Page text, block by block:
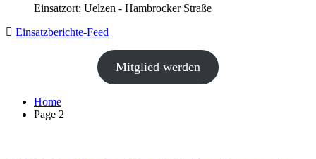
Einsatzort: Uelzen - Hambrocker Straße
Einsatzberichte-Feed
Mitglied werden
Home
Page 2